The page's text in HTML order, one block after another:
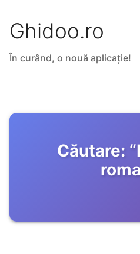
Ghidoo.ro
În curând, o nouă aplicație!
Căutare: “